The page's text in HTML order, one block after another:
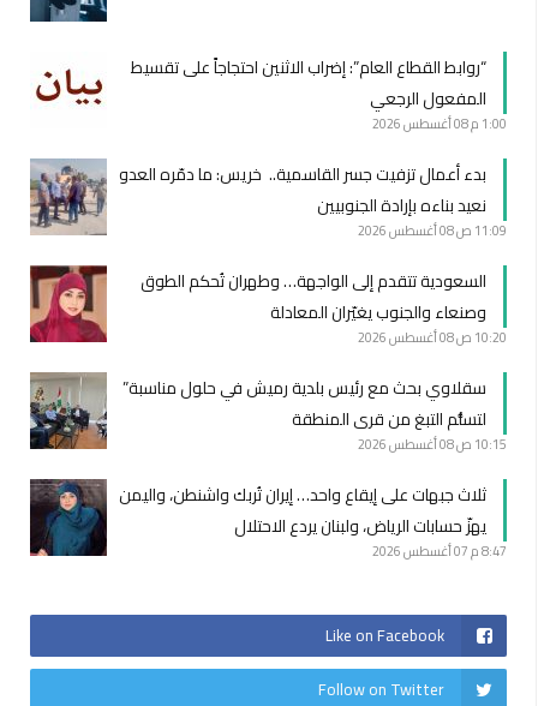
“روابط القطاع العام”: إضراب الاثنين احتجاجاً على تقسيط
المفعول الرجعي
1:00 م 08 أغسطس 2026
بدء أعمال تزفيت جسر القاسمية.. خريس: ما دمّره العدو
نعيد بناءه بإرادة الجنوبيين
11:09 ص 08 أغسطس 2026
السعودية تتقدم إلى الواجهة… وطهران تُحكم الطوق
وصنعاء والجنوب يغيّران المعادلة
10:20 ص 08 أغسطس 2026
سقلاوي بحث مع رئيس بلدية رميش في حلول مناسبة”
لتسلُّم التبغ من قرى المنطقة
10:15 ص 08 أغسطس 2026
ثلاث جبهات على إيقاع واحد… إيران تُربك واشنطن، واليمن
يهزّ حسابات الرياض، ولبنان يردع الاحتلال
8:47 م 07 أغسطس 2026
Like on Facebook
Follow on Twitter